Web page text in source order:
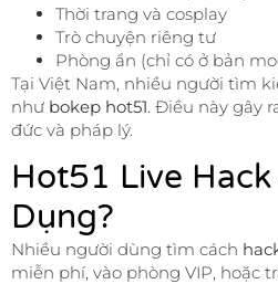
Thời trang và cosplay
Trò chuyện riêng tư
Phòng ẩn (chỉ có ở bản
Tại Việt Nam, nhiều người tìm
như bokep hot51. Điều này gây
đức và pháp lý.
Hot51 Live
Dụng?
Nhiều người dùng tìm cách
miễn phí, vào phòng VIP, hoặc